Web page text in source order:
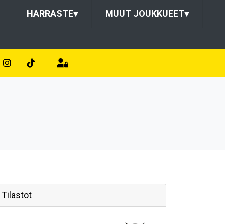
HARRASTE▾ MUUT JOUKKUEET▾
Tilastot